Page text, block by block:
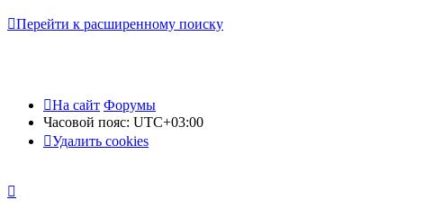
Перейти к расширенному поиску
На сайт Форумы
Часовой пояс: UTC+03:00
Удалить cookies